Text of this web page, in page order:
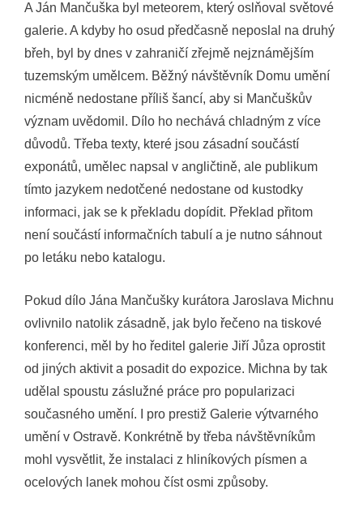
A Ján Mančuška byl meteorem, který oslňoval světové
galerie. A kdyby ho osud předčasně neposlal na druhý
břeh, byl by dnes v zahraničí zřejmě nejznámějším
tuzemským umělcem. Běžný návštěvník Domu umění
nicméně nedostane příliš šancí, aby si Mančuškův
význam uvědomil. Dílo ho nechává chladným z více
důvodů. Třeba texty, které jsou zásadní součástí
exponátů, umělec napsal v angličtině, ale publikum
tímto jazykem nedotčené nedostane od kustodky
informaci, jak se k překladu dopídit. Překlad přitom
není součástí informačních tabulí a je nutno sáhnout
po letáku nebo katalogu.
Pokud dílo Jána Mančušky kurátora Jaroslava Michnu
ovlivnilo natolik zásadně, jak bylo řečeno na tiskové
konferenci, měl by ho ředitel galerie Jiří Jůza oprostit
od jiných aktivit a posadit do expozice. Michna by tak
udělal spoustu záslužné práce pro popularizaci
současného umění. I pro prestiž Galerie výtvarného
umění v Ostravě. Konkrétně by třeba návštěvníkům
mohl vysvětlit, že instalaci z hliníkových písmen a
ocelových lanek mohou číst osmi způsoby.